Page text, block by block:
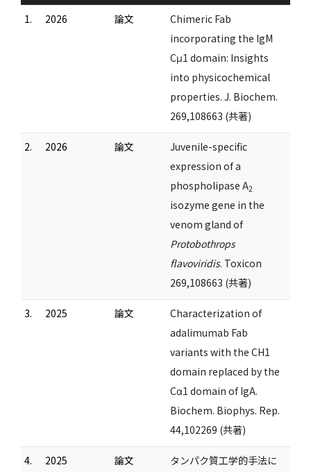
1.
2026 論文
Chimeric Fab
incorporating the IgM
Cμ1 domain: Insights
into physicochemical
properties. J. Biochem.
269,108663 (共著)
2. 2026 論文
Juvenile-specific
expression of a
phospholipase A2
isozyme gene in the
venom gland of
Protobothrops
flavoviridis. Toxicon
269,108663 (共著)
3. 2025 論文
Characterization of
adalimumab Fab
variants with the CH1
domain replaced by the
Cα1 domain of IgA.
Biochem. Biophys. Rep.
44,102269 (共著)
4. 2025 論文
タンパク質工学的手法に